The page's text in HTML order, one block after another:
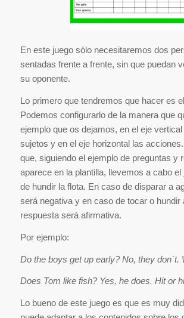
En este juego sólo necesitaremos dos
sentadas frente a frente, sin que puedan
su oponente.
Lo primero que tendremos que hacer es
Podemos configurarlo de la manera que
ejemplo que os dejamos, en el eje
sujetos y en el eje horizontal las
que, siguiendo el ejemplo de preguntas y
aparece en la plantilla, llevemos a cabo el
de hundir la flota. En caso de disparar a
será negativa y en caso de tocar o hundir
respuesta será afirmativa.
Por ejemplo:
Do the boys get up early? No, they don´t.
Does Tom like fish? Yes, he does. Hit or
Lo bueno de este juego es que es muy